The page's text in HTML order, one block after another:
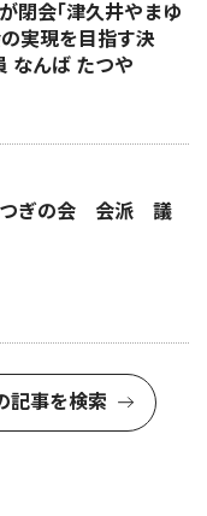
閉会｢津久井やまゆ
実現を目指す決
なんば たつや
ぎの会 会派 議
記事を検索